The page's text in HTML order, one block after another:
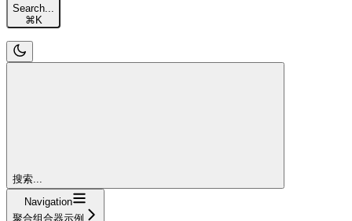
Search...
⌘ K
搜索...
Navigation
聚合组合器示例